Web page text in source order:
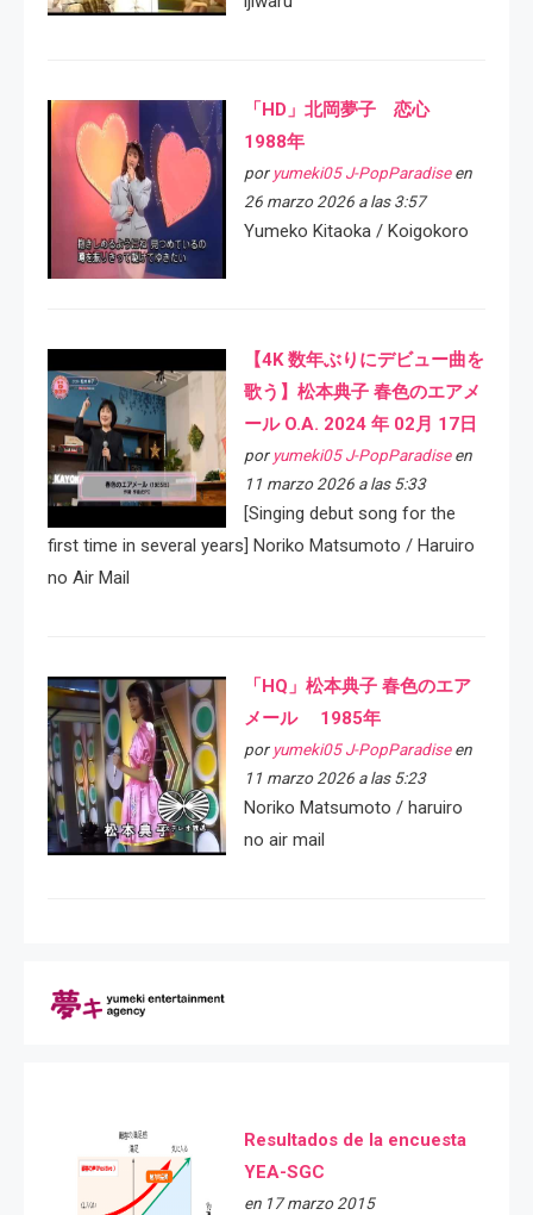
「HD」北岡夢子 恋心
1988年
por yumeki05 J-PopParadiseen
26 marzo 2026 a las 3:57
Yumeko Kitaoka / Koigokoro
【4K 数年ぶりにデビュー曲を
歌う】松本典子 春色のエアメ
ール O.A. 2024 年 02月 17日
por yumeki05 J-PopParadiseen
11 marzo 2026 a las 5:33
[Singing debut song for the
first time in several years] Noriko Matsumoto / Haruiro
no Air Mail
「HQ」松本典子 春色のエア
メール 1985年
por yumeki05 J-PopParadiseen
11 marzo 2026 a las 5:23
Noriko Matsumoto / haruiro
no air mail
Resultados de la encuesta
YEA-SGC
en 17 marzo 2015